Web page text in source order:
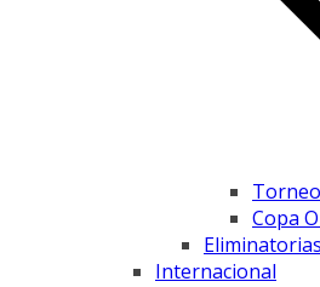
Copa
Internacional